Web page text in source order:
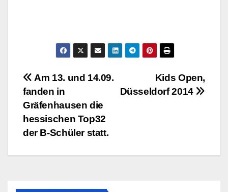
BeitragsnavigationKids Open,
Düsseldorf 2014
Am 13. und 14.09.
fanden in
Gräfenhausen die
hessischen Top32
der B-Schüler statt.